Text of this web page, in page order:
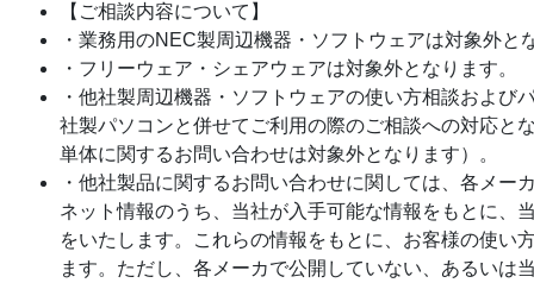
【ご相談内容について】
・業務用のNEC製周辺機器・ソフトウェアは対象外と
・フリーウェア・シェアウェアは対象外となります。
・他社製周辺機器・ソフトウェアの使い方相談および
社製パソコンと併せてご利用の際のご相談への対応と
単体に関するお問い合わせは対象外となります）。
・他社製品に関するお問い合わせに関しては、各メー
ネット情報のうち、当社が入手可能な情報をもとに、
をいたします。これらの情報をもとに、お客様の使い
ます。ただし、各メーカで公開していない、あるいは